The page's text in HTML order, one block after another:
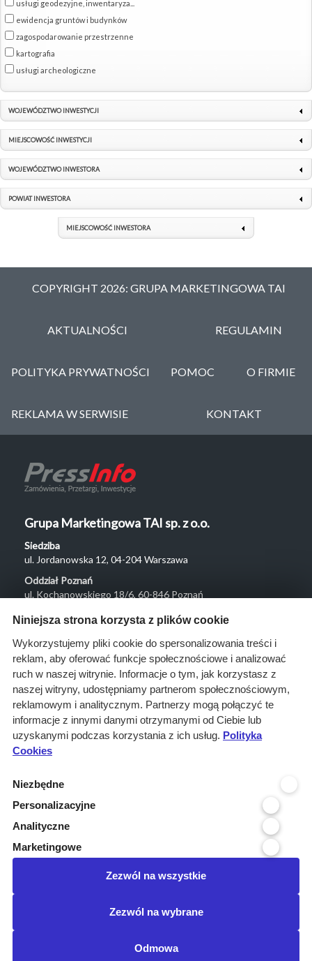
usługi geodezyjne, inwentaryza...
ewidencja gruntów i budynków
zagospodarowanie przestrzenne
kartografia
usługi archeologiczne
WOJEWÓDZTWO INWESTYCJI
MIEJSCOWOŚĆ INWESTYCJI
WOJEWÓDZTWO INWESTORA
POWIAT INWESTORA
MIEJSCOWOŚĆ INWESTORA
COPYRIGHT 2026: GRUPA MARKETINGOWA TAI
AKTUALNOŚCI REGULAMIN
POLITYKA PRYWATNOŚCI POMOC O FIRMIE
REKLAMA W SERWISIE KONTAKT
Grupa Marketingowa TAI sp. z o.o.
Siedziba
ul. Jordanowska 12, 04-204 Warszawa
Oddział Poznań
ul. Kochanowskiego 18/6, 60-846 Poznań
Menu
O nas
Rozwiązania
Monitoring
przetargów
Raporty
przetargowe
Kontakt
Kontakt
Infolinia 800 800 707
kontakt@pressinfo.pl
Niniejsza strona korzysta z plików cookie
Wykorzystujemy pliki cookie do spersonalizowania treści i
reklam, aby oferować funkcje społecznościowe i analizować
ruch w naszej witrynie. Informacje o tym, jak korzystasz z
naszej witryny, udostępniamy partnerom społecznościowym,
reklamowym i analitycznym. Partnerzy mogą połączyć te
informacje z innymi danymi otrzymanymi od Ciebie lub
uzyskanymi podczas korzystania z ich usług. Polityka
Cookies
Niezbędne
Personalizacyjne
Analityczne
Marketingowe
Zezwól na wszystkie
Zezwól na wybrane
Odmowa